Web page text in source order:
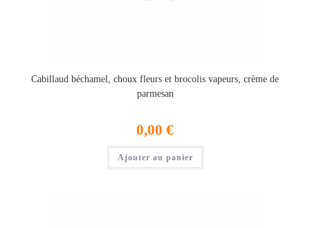
Cabillaud béchamel, choux fleurs et brocolis vapeurs, crème de
parmesan
0,00 €
Ajouter au panier